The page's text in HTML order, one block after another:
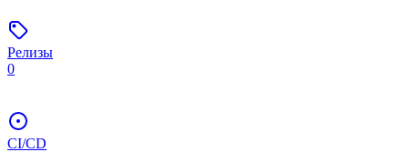
Релизы
0
CI/CD